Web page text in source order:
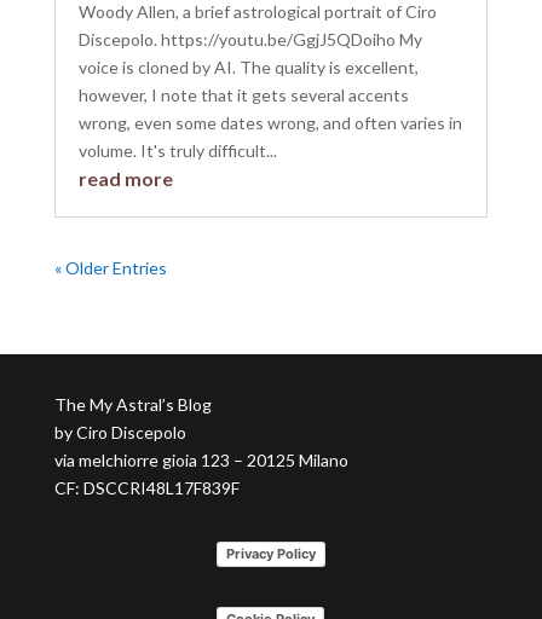
Woody Allen, a brief astrological portrait of Ciro
Discepolo. https://youtu.be/GgjJ5QDoiho My
voice is cloned by AI. The quality is excellent,
however, I note that it gets several accents
wrong, even some dates wrong, and often varies in
volume. It's truly difficult...
read more
« Older Entries
The My Astral’s Blog
by Ciro Discepolo
via melchiorre gioia 123 – 20125 Milano
CF: DSCCRI48L17F839F
Privacy Policy